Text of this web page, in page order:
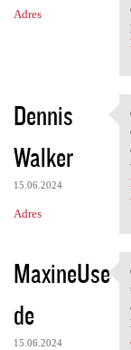
Adres
Dennis
Walker
15.06.2024
Adres
MaxineUse
de
15.06.2024